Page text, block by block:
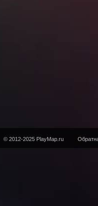
© 2012-2025 PlayMap.ru